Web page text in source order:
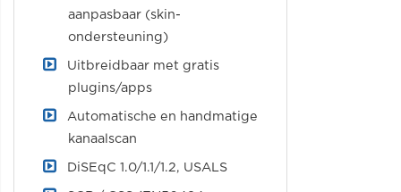
aanpasbaar (skin-
ondersteuning)
Uitbreidbaar met gratis
plugins/apps
Automatische en handmatige
kanaalscan
DiSEqC 1.0/1.1/1.2, USALS